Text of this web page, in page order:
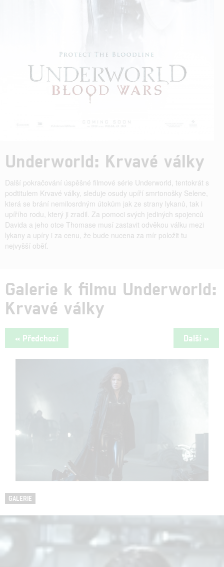
Underworld: Krvavé války
Další pokračování úspěšné filmové série Underworld, tentokrát s
podtitulem Krvavé války, sleduje osudy upíří smrtonošky Selene,
která se brání nemilosrdným útokům jak ze strany lykanů, tak i
upířího rodu, který ji zradil. Za pomoci svých jediných spojenců
Davida a jeho otce Thomase musí zastavit odvěkou válku mezi
lykany a upíry i za cenu, že bude nucena za mír položit tu
nejvyšší oběť.
Galerie k filmu Underworld:
Krvavé války
« Předchozí Další »
GALERIE